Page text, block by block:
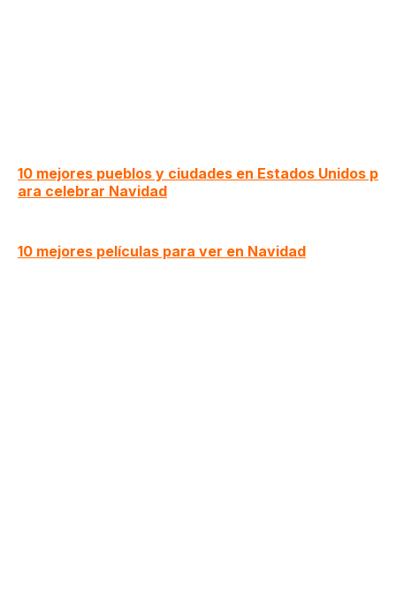
10 mejores pueblos y ciudades en Estados Unidos p
ara celebrar Navidad
10 mejores películas para ver en Navidad